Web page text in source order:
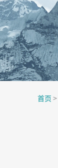
首页 >